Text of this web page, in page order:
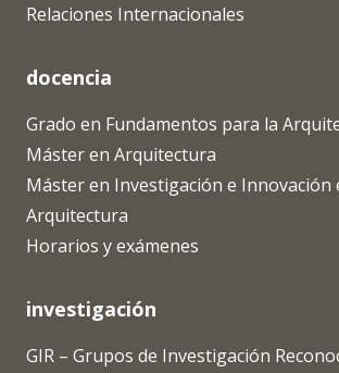
Relaciones Internacionales
docencia
Grado en Fundamentos para la
Máster en Arquitectura
Máster en Investigación e Innovación
Arquitectura
Horarios y exámenes
investigación
GIR – Grupos de Investigación